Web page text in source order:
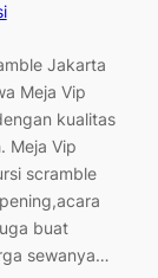
Jakarta
Meja Vip
kualitas
Meja Vip
scramble
buat
sewanya…